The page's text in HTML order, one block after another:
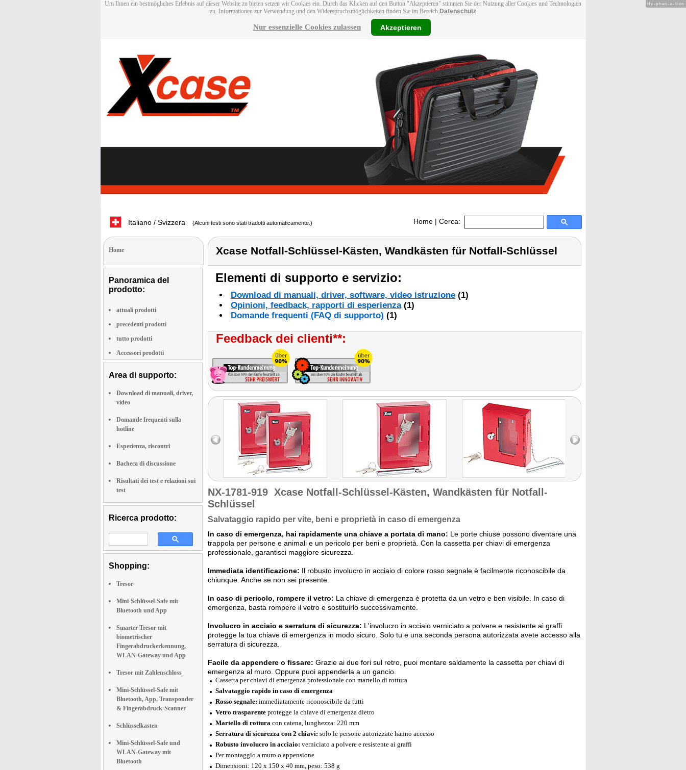
Um Ihnen ein bestmögliches Erlebnis auf dieser Website zu bieten setzen wir Cookies ein. Durch das Klicken auf den Button "Akzeptieren" stimmen Sie der Nutzung aller Cookies und Technologien
zu. Informationen zur Verwendung und den Widerspruchsmöglichkeiten finden Sie im Bereich Datenschutz
Nur essenzielle Cookies zulassen Akzeptieren
Italiano / Svizzera (Alcuni testi sono stati tradotti automaticamente.) Home | Cerca:
Home
Panoramica del
prodotto:
attuali prodotti
precedenti prodotti
tutto prodotti
Accessori prodotti
Area di supporto:
Download di manuali, driver,
video
Domande frequenti sulla
hotline
Esperienza, riscontri
Bacheca di discussione
Risultati dei test e relazioni sui
test
Ricerca prodotto:
Shopping:
Tresor
Mini-Schlüssel-Safe mit
Bluetooth und App
Smarter Tresor mit
biometrischer
Fingerabdruckerkennung,
WLAN-Gateway und App
Tresor mit Zahlenschloss
Mini-Schlüssel-Safe mit
Bluetooth, App, Transponder
& Fingerabdruck-Scanner
Schlüsselkasten
Mini-Schlüssel-Safe und
WLAN-Gateway mit
Bluetooth
Xcase Notfall-Schlüssel-Kästen, Wandkästen für Notfall-Schlüssel
Elementi di supporto e servizio:
Download di manuali, driver, software, video istruzione (1)
Opinioni, feedback, rapporti di esperienza(1)
Domande frequenti (FAQ di supporto) (1)
Feedback dei clienti**:
NX-1781-919 Xcase Notfall-Schlüssel-Kästen, Wandkästen für Notfall-
Schlüssel
Salvataggio rapido per vite, beni e proprietà in caso di emergenza
In caso di emergenza, hai rapidamente una chiave a portata di mano: Le porte chiuse possono diventare una
trappola per persone e animali e un pericolo per beni e proprietà. Con la cassetta per chiavi di emergenza
professionale, garantisci maggiore sicurezza.
Immediata identificazione: Il robusto involucro in acciaio di colore rosso segnale è facilmente riconoscibile da
chiunque. Anche se non sei presente.
In caso di pericolo, rompere il vetro: La chiave di emergenza è protetta da un vetro e ben visibile. In caso di
emergenza, basta rompere il vetro e sostituirlo successivamente.
Involucro in acciaio e serratura di sicurezza: L'involucro in acciaio verniciato a polvere e resistente ai graffi
protegge la tua chiave di emergenza in modo sicuro. Solo tu e una seconda persona autorizzata avete accesso alla
serratura di sicurezza.
Facile da appendere o fissare: Grazie ai due fori sul retro, puoi montare saldamente la cassetta per chiavi di
emergenza al muro. Oppure puoi appenderla a un gancio.
Cassetta per chiavi di emergenza professionale con martello di rottura
Salvataggio rapido in caso di emergenza
Rosso segnale: immediatamente riconoscibile da tutti
Vetro trasparente protegge la chiave di emergenza dietro
Martello di rottura con catena, lunghezza: 220 mm
Serratura di sicurezza con 2 chiavi: solo le persone autorizzate hanno accesso
Robusto involucro in acciaio: verniciato a polvere e resistente ai graffi
Per montaggio a muro o appensione
Dimensioni: 120 x 150 x 40 mm, peso: 538 g
Hy-phen-a-tion